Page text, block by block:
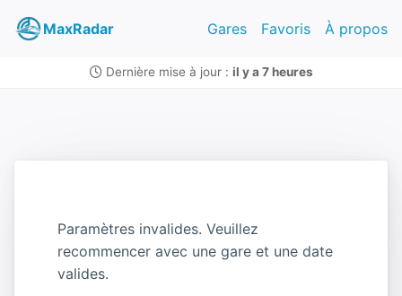
MaxRadar Gares Favoris À propos
Dernière mise à jour : il y a 7 heures
Paramètres invalides. Veuillez
recommencer avec une gare et une date
valides.